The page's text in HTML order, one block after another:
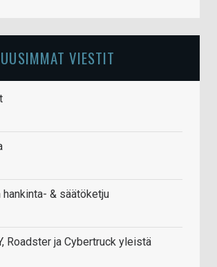
VIESTIT
hankinta- & säätöketju
Roadster ja Cybertruck yleistä